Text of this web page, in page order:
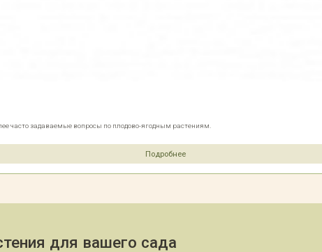
часто задаваемые вопросы по плодово-ягодным растениям.
Подробнее
для вашего сада